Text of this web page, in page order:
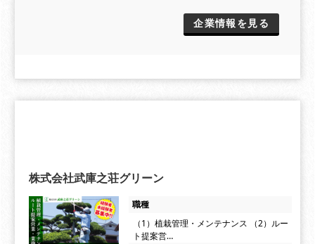
企業情報を見る
株式会社武庫之荘グリーン
職種
（1）植栽管理・メンテナンス （2）ルー
ト提案営…